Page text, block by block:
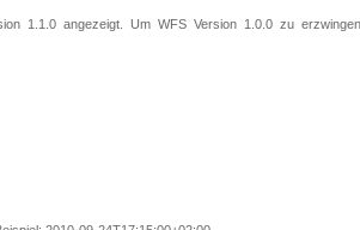
1.1.0 angezeigt. Um WFS Version 1.0.0 zu